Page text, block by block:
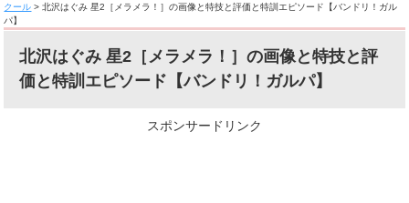
クール >北沢はぐみ 星2［メラメラ！］の画像と特技と評価と特訓エピソード【バンドリ！ガル
パ】
北沢はぐみ 星2［メラメラ！］の画像と特技と評
価と特訓エピソード【バンドリ！ガルパ】
スポンサードリンク